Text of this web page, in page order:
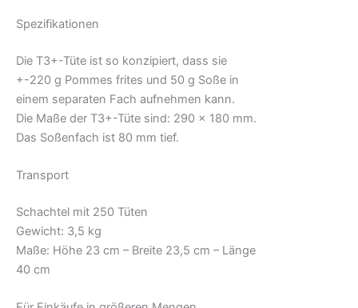
Spezifikationen
Die T3+-Tüte ist so konzipiert, dass sie
+-220 g Pommes frites und 50 g Soße in
einem separaten Fach aufnehmen kann.
Die Maße der T3+-Tüte sind: 290 x 180 mm.
Das Soßenfach ist 80 mm tief.
Transport
Schachtel mit 250 Tüten
Gewicht: 3,5 kg
Maße: Höhe 23 cm – Breite 23,5 cm – Länge
40 cm